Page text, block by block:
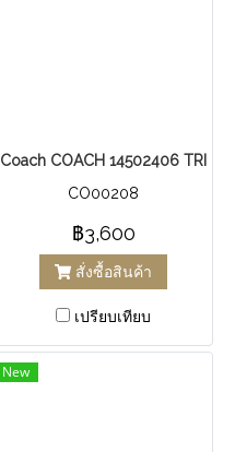
Coach COACH 14502406
CO00208
฿3,600
สั่งซื้อสินค้า
เปรียบเทียบ
New